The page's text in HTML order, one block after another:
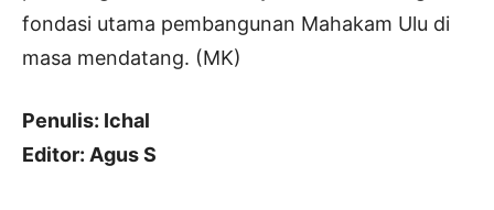
fondasi utama pembangunan Mahakam Ulu di
masa mendatang. (MK)
Penulis: Ichal
Editor: Agus S